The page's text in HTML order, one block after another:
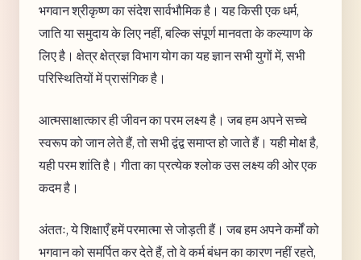
भगवान श्रीकृष्ण का संदेश सार्वभौमिक है। यह किसी एक धर्म,
जाति या समुदाय के लिए नहीं, बल्कि संपूर्ण मानवता के कल्याण के
लिए है। क्षेत्र क्षेत्रज्ञ विभाग योग का यह ज्ञान सभी युगों में, सभी
परिस्थितियों में प्रासंगिक है।
आत्मसाक्षात्कार ही जीवन का परम लक्ष्य है। जब हम अपने सच्चे
स्वरूप को जान लेते हैं, तो सभी द्वंद्व समाप्त हो जाते हैं। यही मोक्ष है,
यही परम शांति है। गीता का प्रत्येक श्लोक उस लक्ष्य की ओर एक
कदम है।
अंततः, ये शिक्षाएँ हमें परमात्मा से जोड़ती हैं। जब हम अपने कर्मों को
भगवान को समर्पित कर देते हैं, तो वे कर्म बंधन का कारण नहीं रहते,